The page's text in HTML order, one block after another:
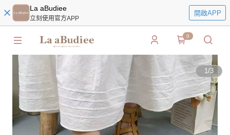
La aBudiee
立刻使用官方APP
開啟APP
0
1/3